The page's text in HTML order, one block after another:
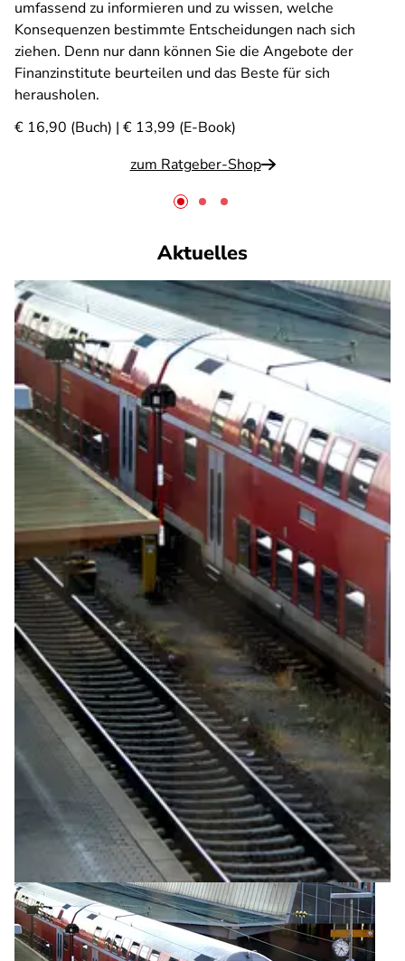
umfassend zu informieren und zu wissen, welche
Konsequenzen bestimmte Entscheidungen nach sich
ziehen. Denn nur dann können Sie die Angebote der
Finanzinstitute beurteilen und das Beste für sich
herausholen.
€ 16,90 (Buch) | € 13,99 (E-Book)
zum Ratgeber-Shop
Aktuelles